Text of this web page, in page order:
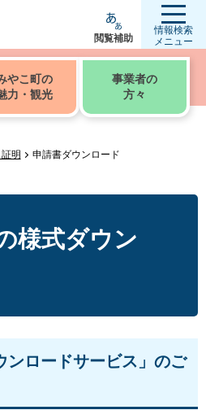
閲覧補助
情報検索
メニュー
やこ町の
力・観光
事業者の
方々
明 申請書ダウンロード
様式ダウン
ンロードサービス」のご